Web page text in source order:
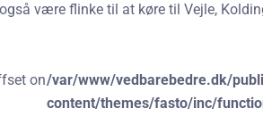
være flinke til at køre til Vejle,
on/var/www/vedbarebedre.dk/
content/themes/fasto/inc/